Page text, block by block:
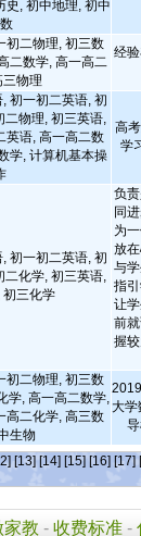
史, 初中地理, 初中
初二物理, 初三数
二数学, 高一高二
三物理
经
初一初二英语, 初
二物理, 初三英语,
英语, 高一高二数
学, 计算机基本操
高
学
初一初二英语, 初
二化学, 初三英语,
初三化学
负
同
为
放
与
指
让
前
握
初二物理, 初三数
学, 高一高二数学,
高二化学, 高三数
生物
大学
[13] [14] [15] [16] [17]
家教 - 收费标准 -